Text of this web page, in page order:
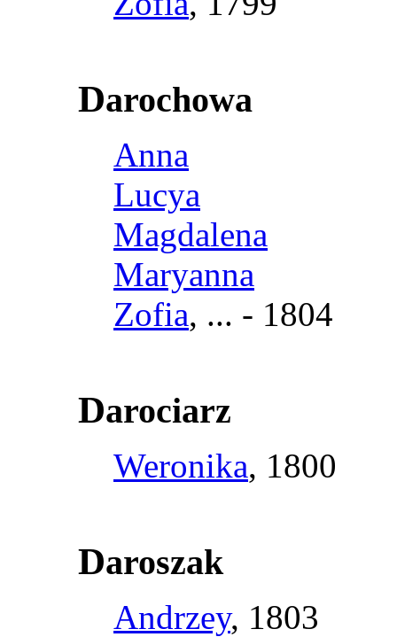
Darochowa
Anna
Lucya
Magdalena
Maryanna
Zofia, ... - 1804
Darociarz
Weronika, 1800
Daroszak
Andrzey, 1803